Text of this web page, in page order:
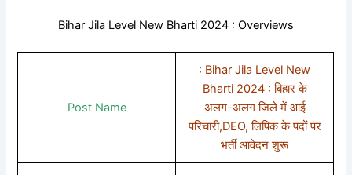
Bihar Jila Level New Bharti 2024 : Overviews
Post Name
: Bihar Jila Level New
Bharti 2024 : बिहार के
अलग-अलग जिले में आई
परिचारी,DEO, लिपिक के पदों पर
भर्ती आवेदन शुरू